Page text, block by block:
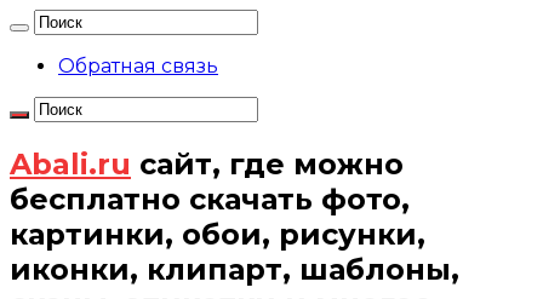
Обратная связь
Abali.ru сайт, где можно
бесплатно скачать фото,
картинки, обои, рисунки,
иконки, клипарт, шаблоны,